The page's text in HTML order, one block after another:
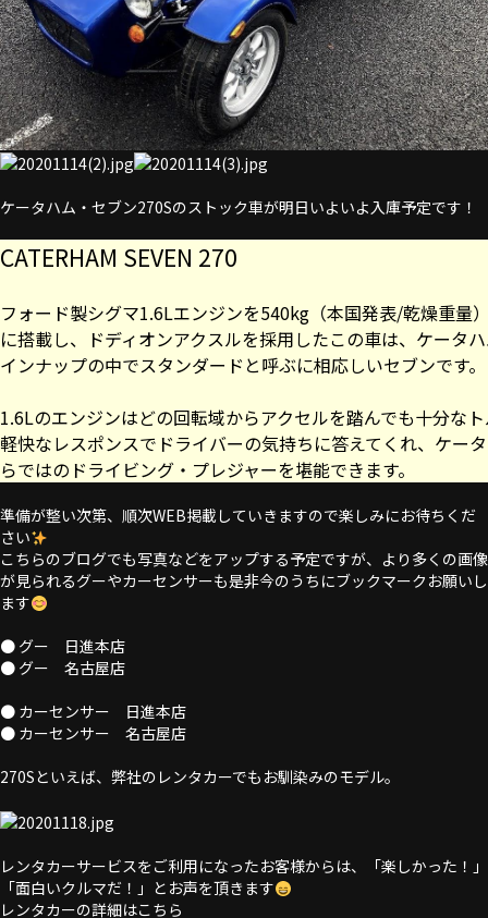
ケータハム・セブン270Sのストック車が明日いよいよ入庫予定です！
CATERHAM SEVEN 270
フォード製シグマ1.6Lエンジンを540kg（本国発表/乾燥重量
に搭載し、ドディオンアクスルを採用したこの車は、ケータ
インナップの中でスタンダードと呼ぶに相応しいセブンです。
1.6Lのエンジンはどの回転域からアクセルを踏んでも十分な
軽快なレスポンスでドライバーの気持ちに答えてくれ、ケー
らではのドライビング・プレジャーを堪能できます。
準備が整い次第、順次WEB掲載していきますので楽しみにお待ちくだ
さい
こちらのブログでも写真などをアップする予定ですが、より多くの画像
が見られるグーやカーセンサーも是非今のうちにブックマークお願いし
ます
● グー 日進本店
● グー 名古屋店
● カーセンサー 日進本店
● カーセンサー 名古屋店
270Sといえば、弊社のレンタカーでもお馴染みのモデル。
レンタカーサービスをご利用になったお客様からは、「楽しかった！」
「面白いクルマだ！」とお声を頂きます
レンタカーの詳細はこちら